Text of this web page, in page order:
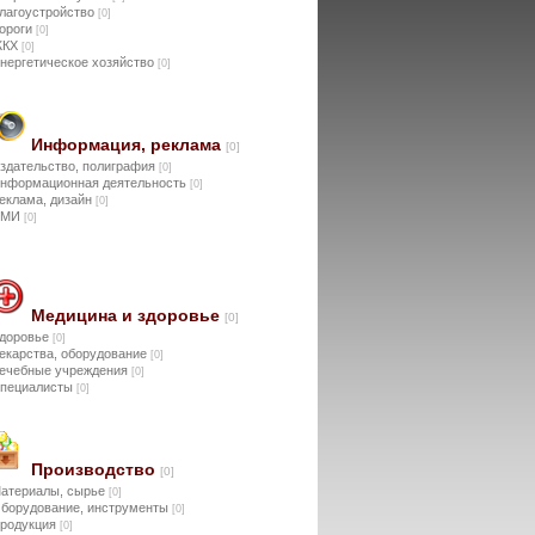
[0]
[0]
[0]
хозяйство [0]
Информация, реклама [0]
полиграфия [0]
деятельность [0]
дизайн [0]
[0]
Медицина и здоровье [0]
[0]
оборудование [0]
учреждения [0]
[0]
Производство [0]
сырье [0]
инструменты [0]
[0]